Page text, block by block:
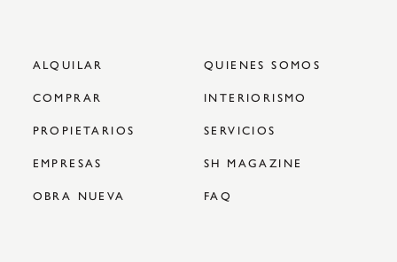
ALQUILAR
QUIENES SOMOS
COMPRAR
INTERIORISMO
PROPIETARIOS
SERVICIOS
EMPRESAS
SH MAGAZINE
OBRA NUEVA
FAQ